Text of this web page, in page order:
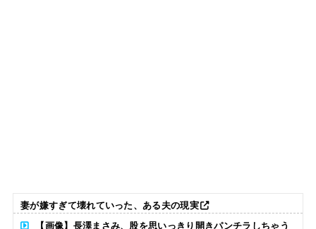
妻が嫌すぎて壊れていった、ある夫の現実
【画像】長澤まさみ、股を思いっきり開きパンチラしちゃう